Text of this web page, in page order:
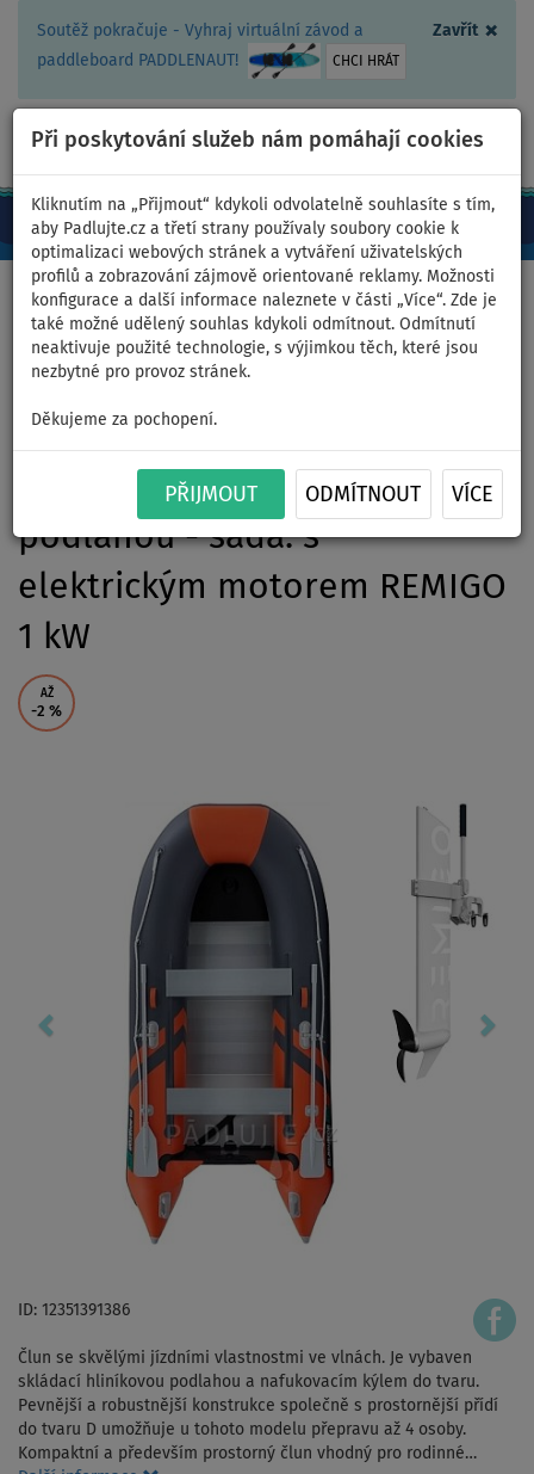
Zavřít ×
Soutěž pokračuje - Vyhraj virtuální závod a
paddleboard PADDLENAUT!
CHCI HRÁT
Při poskytování služeb nám pomáhají cookies
Kliknutím na „Přijmout“ kdykoli odvolatelně souhlasíte s tím,
aby Padlujte.cz a třetí strany používaly soubory cookie k
optimalizaci webových stránek a vytváření uživatelských
profilů a zobrazování zájmově orientované reklamy. Možnosti
konfigurace a další informace naleznete v části „Více“. Zde je
také možné udělený souhlas kdykoli odmítnout. Odmítnutí
neaktivuje použité technologie, s výjimkou těch, které jsou
nezbytné pro provoz stránek.
Děkujeme za pochopení.
PŘIJMOUT ODMÍTNOUT VÍCE
CZ/Kč +420 467 409 090 0ks
Domů >Čluny a motory
Člun GLADIATOR CLASSIC
B330AL orange dark grey -
nafukovací člun s hliníkovou
podlahou - sada: s
elektrickým motorem REMIGO
1 kW
AŽ
-2 %
ID: 12351391386
Člun se skvělými jízdními vlastnostmi ve vlnách. Je vybaven
skládací hliníkovou podlahou a nafukovacím kýlem do tvaru.
Pevnější a robustnější konstrukce společně s prostornější přídí
do tvaru D umožňuje u tohoto modelu přepravu až 4 osoby.
Kompaktní a především prostorný člun vhodný pro rodinné…